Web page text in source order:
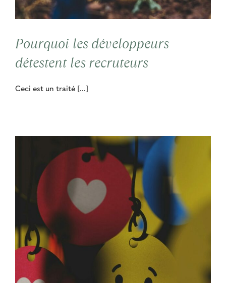
Contact
Cooptation
Pourquoi les développeurs
détestent les recruteurs
Ceci est un traité [...]